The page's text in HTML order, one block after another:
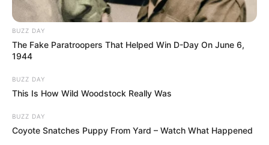
BUZZ DAY
The Fake Paratroopers That Helped Win D-Day On June 6,
1944
BUZZ DAY
This Is How Wild Woodstock Really Was
BUZZ DAY
Coyote Snatches Puppy From Yard – Watch What Happened